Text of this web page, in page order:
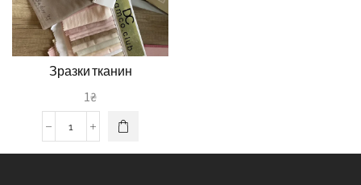
Зразки тканин
1₴